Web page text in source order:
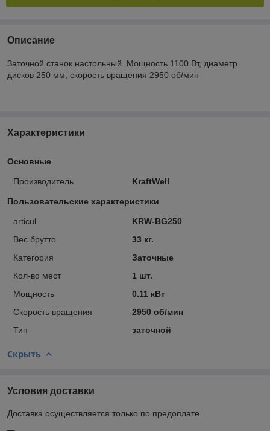
Описание
Заточной станок настольный. Мощность 1100 Вт, диаметр
дисков 250 мм, скорость вращения 2950 об/мин
Характеристики
Основные
Производитель KraftWell
Пользовательские характеристики
articul
KRW-BG250
Вес брутто
33 кг.
Категория
Заточные
Кол-во мест
1 шт.
Мощность
0.11 кВт
Скорость вращения
2950 об/мин
Тип
заточной
Скрыть
Условия доставки
Доставка осуществляется только по предоплате.